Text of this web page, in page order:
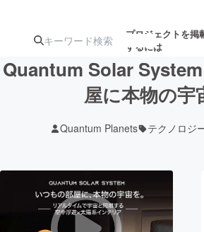
プロジェクトを掲
するには
ターン
ジェクト
ロジェ
アート・写真
テクノロジー・ガジェット
Quantum Solar
屋に本物の宇
Quantum Planets テクノロジ